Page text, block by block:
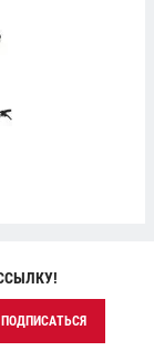
ПОДПИСАТЬСЯ